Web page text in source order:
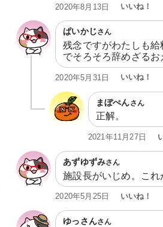
2020年8月13日 いいね！
ぱいかじさん
残念ですがわたしも
でそろそろ辞めざるお
2020年5月31日 いいね！
まぼぺんさん
正解。
2021年11月27日
あずゆずみさん
施設長がいじめ。これ
2020年5月25日 いいね！
ゆっさんさん